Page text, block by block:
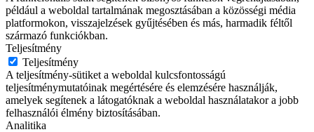
például a weboldal tartalmának megosztásában a közösségi média
platformokon, visszajelzések gyűjtésében és más, harmadik féltől
származó funkciókban.
Teljesítmény
Teljesítmény
A teljesítmény-sütiket a weboldal kulcsfontosságú
teljesítménymutatóinak megértésére és elemzésére használják,
amelyek segítenek a látogatóknak a weboldal használatakor a jobb
felhasználói élmény biztosításában.
Analitika